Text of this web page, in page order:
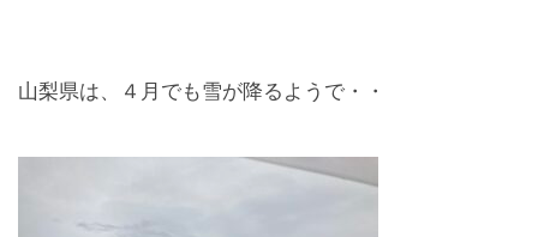
サングラス
Hearing Aid
山梨県は、４月でも雪が降るようで・・